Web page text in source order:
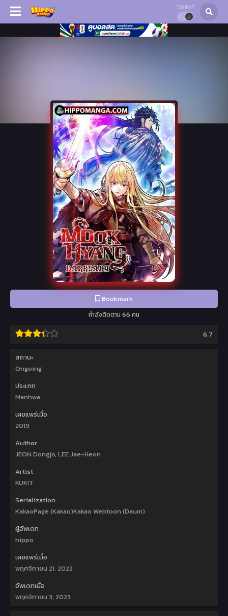
DARK?
Bookmark
กำลังติดตาม 66 คน
6.7
สถานะ
Ongoing
ประเภท
Manhwa
เผยแพร่เมื่อ
2019
Author
JEON Dongjo, LEE Jae-Heon
Artist
KUKIT
Serialization
KakaoPage (Kakao)Kakao Webtoon (Daum)
ผู้อัพเดท
hippo
เผยแพร่เมื่อ
พฤศจิกายน 21, 2022
อัพเดทเมื่อ
พฤศจิกายน 3, 2023